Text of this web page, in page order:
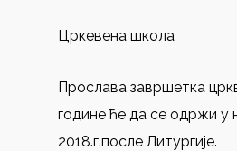
Цркевена школа
Прослава завршетка
године ће да се одржи у
2018.г.после Литургије.